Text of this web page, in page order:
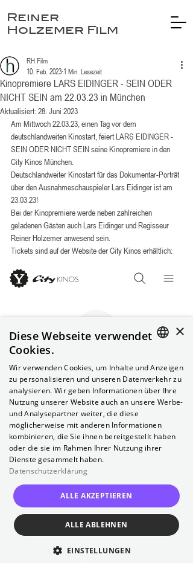
Reiner
Holzemer Film
Kinopremiere LARS EIDINGER - SEIN ODER
NICHT SEIN am 22.03.23 in München
RH Film
10. Feb. 2023 1 Min. Lesezeit
Aktualisiert:28. Juni 2023
Am Mittwoch 22.03.23, einen Tag vor dem
deutschlandweiten Kinostart, feiert LARS EIDINGER -
SEIN ODER NICHT SEIN seine Kinopremiere in den
City Kinos München.
Deutschlandweiter Kinostart für das Dokumentar-Porträt
über den Ausnahmeschauspieler Lars Eidinger ist am
23.03.23!
Bei der Kinopremiere werde neben zahlreichen
geladenen Gästen auch Lars Eidinger und Regisseur
Reiner Holzemer anwesend sein.
Tickets sind auf der Website der City Kinos erhältlich: